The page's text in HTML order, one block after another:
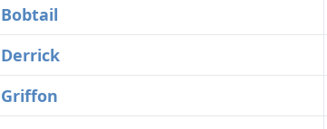
Bobtail
Derrick
Griffon